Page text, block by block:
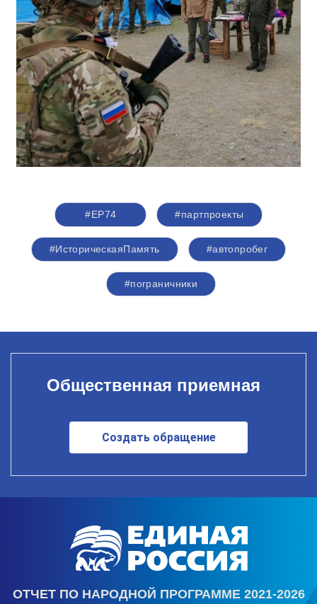
#ЕР74 #партпроекты
#ИсторическаяПамять #автопробег
#пограничники
Общественная приемная
Создать обращение
ОТЧЕТ ПО НАРОДНОЙ ПРОГРАММЕ 2021-2026